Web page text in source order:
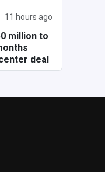
11 hours ago
million to
deal